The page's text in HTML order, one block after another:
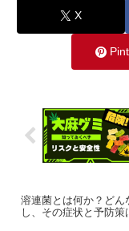
X
溶連菌とは何か？どん
し、その症状と予防策